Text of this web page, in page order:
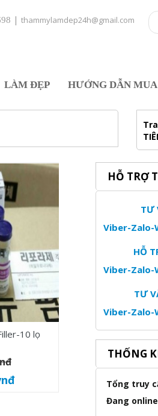
| thammylamdep24h@gmail.com
LÀM ĐẸP HƯỚNG DẪN
10 lọ
HỖ TRỢ
TƯ
Viber-Zalo-
HỖ
Viber-Zalo-
TƯ
Viber-Zalo-
THỐNG
Tổng truy
Đang